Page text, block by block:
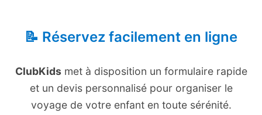
📝 Réservez facilement en ligne
ClubKidsmet à disposition un formulaire rapide
et un devis personnalisé pour organiser le
voyage de votre enfant en toute sérénité.